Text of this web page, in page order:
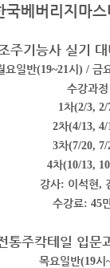
국베버리지마
조주기능사 실기
요일반(19~21 시 ) / 금
수강과정
1 차(2/3, 2/
2차(4/13, 4/
3차(7/20, 7/
4차(10/13,
강사: 이석현 ,
수강료: 45
통주칵테일 입문
목요일반(19시